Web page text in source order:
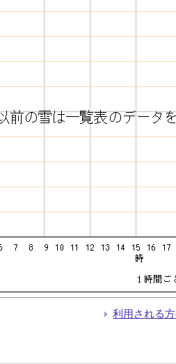
利用される